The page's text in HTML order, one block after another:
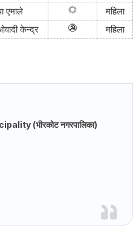
एमाले
महिला
केन्द्र महिला
(भीरकोट नगरपालिका)